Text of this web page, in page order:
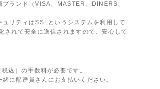
ブランド（VISA、MASTER、DINERS、
リティはSSLというシステムを利用して
されて安全に送信されますので、安心して
込）の手数料が必要です。
に配達員さんにお支払いください。